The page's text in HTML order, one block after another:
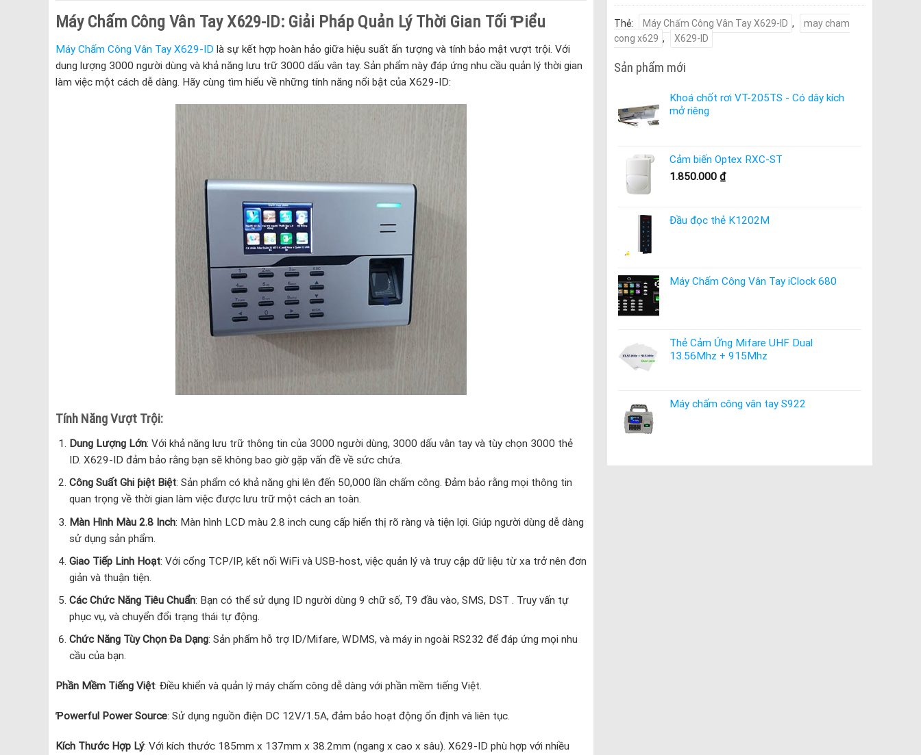
Máy Chấm Công Vân Tay X629-ID: Giải Pháp Quản Lý Thời Gian Tối Ƥiểu
Máy Chấm Công Vân Tay X629-ID là sự kết hợp hoàn hảo giữa hiệu suất ấn tượng và tính bảo mật vượt trội. Với
dung lượng 3000 người dùng và khả năng lưu trữ 3000 dấu vân tay. Sản phẩm này đáp ứng nhu cầu quản lý thời gian
làm việc một cách dễ dàng. Hãy cùng tìm hiểu về những tính năng nổi bật của X629-ID:
Tính Năng Vượt Trội:
Dung Lượng Lớn: Với khả năng lưu trữ thông tin của 3000 người dùng, 3000 dấu vân tay và tùy chọn 3000 thẻ
ID. X629-ID đảm bảo rằng bạn sẽ không bao giờ gặp vấn đề về sức chứa.
Công Suất Ghi ƥiệt Biệt: Sản phẩm có khả năng ghi lên đến 50,000 lần chấm công. Đảm bảo rằng mọi thông tin
quan trọng về thời gian làm việc được lưu trữ một cách an toàn.
Màn Hình Màu 2.8 Inch: Màn hình LCD màu 2.8 inch cung cấp hiển thị rõ ràng và tiện lợi. Giúp người dùng dễ dàng
sử dụng sản phẩm.
Giao Tiếp Linh Hoạt: Với cổng TCP/IP, kết nối WiFi và USB-host, việc quản lý và truy cập dữ liệu từ xa trở nên đơn
giản và thuận tiện.
Các Chức Năng Tiêu Chuẩn: Bạn có thể sử dụng ID người dùng 9 chữ số, T9 đầu vào, SMS, DST . Truy vấn tự
phục vụ, và chuyển đổi trạng thái tự động.
Chức Năng Tùy Chọn Đa Dạng: Sản phẩm hỗ trợ ID/Mifare, WDMS, và máy in ngoài RS232 để đáp ứng mọi nhu
cầu của bạn.
Phần Mềm Tiếng Việt: Điều khiển và quản lý máy chấm công dễ dàng với phần mềm tiếng Việt.
Ƥowerful Power Source: Sử dụng nguồn điện DC 12V/1.5A, đảm bảo hoạt động ổn định và liên tục.
Kích Thước Hợp Lý: Với kích thước 185mm x 137mm x 38.2mm (ngang x cao x sâu). X629-ID phù hợp với nhiều
Thẻ: Máy Chấm Công Vân Tay X629-ID ,
may cham
cong x629 , X629-ID
Sản phẩm mới
Khoá chốt rơi VT-205TS - Có dây kích
mở riêng
Cảm biến Optex RXC-ST
1.850.000 ₫
Đầu đọc thẻ K1202M
Máy Chấm Công Vân Tay iClock 680
Thẻ Cảm Ứng Mifare UHF Dual
13.56Mhz + 915Mhz
Máy chấm công vân tay S922